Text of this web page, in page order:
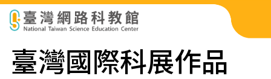
科展作品檢索
臺灣國際科展作品